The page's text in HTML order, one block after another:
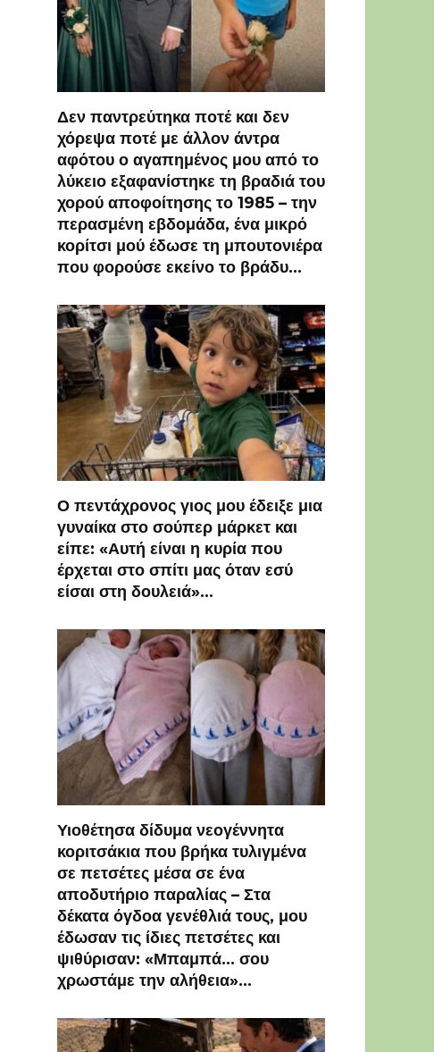
Δεν παντρεύτηκα ποτέ και δεν
χόρεψα ποτέ με άλλον άντρα
αφότου ο αγαπημένος μου από το
λύκειο εξαφανίστηκε τη βραδιά του
χορού αποφοίτησης το 1985 – την
περασμένη εβδομάδα, ένα μικρό
κορίτσι μού έδωσε τη μπουτονιέρα
που φορούσε εκείνο το βράδυ…
Ο πεντάχρονος γιος μου έδειξε μια
γυναίκα στο σούπερ μάρκετ και
είπε: «Αυτή είναι η κυρία που
έρχεται στο σπίτι μας όταν εσύ
είσαι στη δουλειά»…
Υιοθέτησα δίδυμα νεογέννητα
κοριτσάκια που βρήκα τυλιγμένα
σε πετσέτες μέσα σε ένα
αποδυτήριο παραλίας – Στα
δέκατα όγδοα γενέθλιά τους, μου
έδωσαν τις ίδιες πετσέτες και
ψιθύρισαν: «Μπαμπά… σου
χρωστάμε την αλήθεια»…